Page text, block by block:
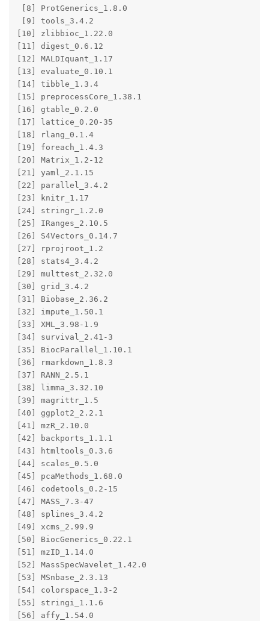
[8] ProtGenerics_1.8.0
[9] tools_3.4.2
[10] zlibbioc_1.22.0
[11] digest_0.6.12
[12] MALDIquant_1.17
[13] evaluate_0.10.1
[14] tibble_1.3.4
[15] preprocessCore_1.38.1
[16] gtable_0.2.0
[17] lattice_0.20-35
[18] rlang_0.1.4
[19] foreach_1.4.3
[20] Matrix_1.2-12
[21] yaml_2.1.15
[22] parallel_3.4.2
[23] knitr_1.17
[24] stringr_1.2.0
[25] IRanges_2.10.5
[26] S4Vectors_0.14.7
[27] rprojroot_1.2
[28] stats4_3.4.2
[29] multtest_2.32.0
[30] grid_3.4.2
[31] Biobase_2.36.2
[32] impute_1.50.1
[33] XML_3.98-1.9
[34] survival_2.41-3
[35] BiocParallel_1.10.1
[36] rmarkdown_1.8.3
[37] RANN_2.5.1
[38] limma_3.32.10
[39] magrittr_1.5
[40] ggplot2_2.2.1
[41] mzR_2.10.0
[42] backports_1.1.1
[43] htmltools_0.3.6
[44] scales_0.5.0
[45] pcaMethods_1.68.0
[46] codetools_0.2-15
[47] MASS_7.3-47
[48] splines_3.4.2
[49] xcms_2.99.9
[50] BiocGenerics_0.22.1
[51] mzID_1.14.0
[52] MassSpecWavelet_1.42.0
[53] MSnbase_2.3.13
[54] colorspace_1.3-2
[55] stringi_1.1.6
[56] affy_1.54.0